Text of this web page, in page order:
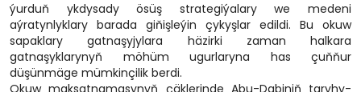
ýurduň ykdysady ösüş strategiýalary we medeni
aýratynlyklary barada giňişleýin çykyşlar edildi. Bu okuw
sapaklary gatnaşyjylara häzirki zaman halkara
gatnaşyklarynyň möhüm ugurlaryna has çuňňur
düşünmäge mümkinçilik berdi.
Okuw maksatnamasynyň çäklerinde Abu-Dabiniň taryhy-